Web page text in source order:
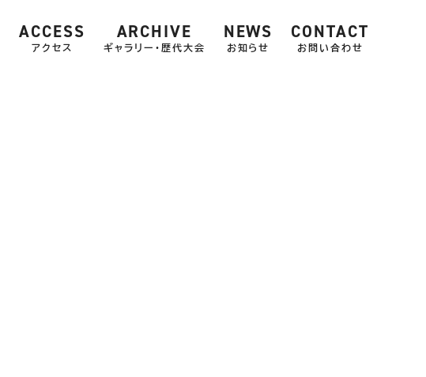
ACCESS
アクセス
ARCHIVE
ギャラリー・歴代大会
NEWS
お知らせ
CONTACT
お問い合わせ